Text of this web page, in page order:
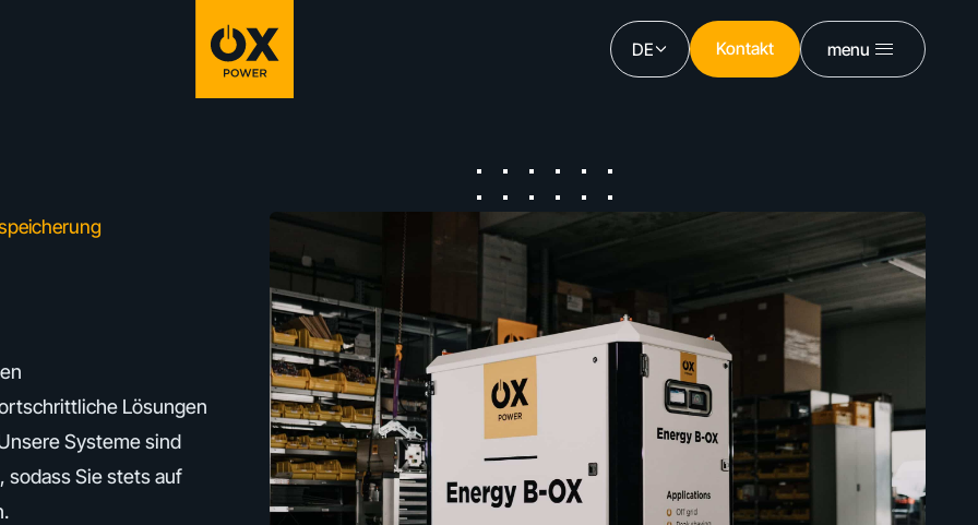
DE Kontakt menu
Lösungen
Systeme sind
sodass Sie stets auf